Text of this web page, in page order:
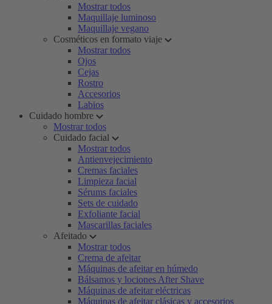
Mostrar todos
Maquillaje luminoso
Maquillaje vegano
Cosméticos en formato viaje
Mostrar todos
Ojos
Cejas
Rostro
Accesorios
Labios
Cuidado hombre
Mostrar todos
Cuidado facial
Mostrar todos
Antienvejecimiento
Cremas faciales
Limpieza facial
Sérums faciales
Sets de cuidado
Exfoliante facial
Mascarillas faciales
Afeitado
Mostrar todos
Crema de afeitar
Máquinas de afeitar en húmedo
Bálsamos y lociones After Shave
Máquinas de afeitar eléctricas
Máquinas de afeitar clásicas y accesorios